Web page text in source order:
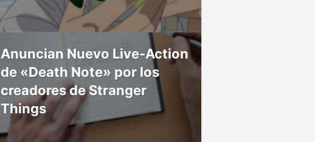
Anuncian Nuevo Live-Action
de «Death Note» por los
creadores de Stranger
Things